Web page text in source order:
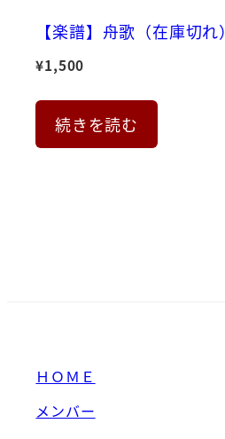
【楽譜】舟歌（在庫切れ）
¥1,500
続きを読む
ＨＯＭＥ
メンバー